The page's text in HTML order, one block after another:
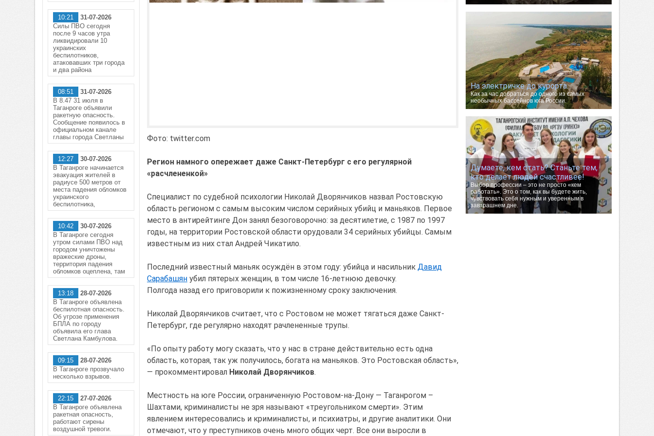
Фото: twitter.com
Регион намного опережает даже Санкт-Петербург с его регулярной
«расчлененкой»
Специалист по судебной психологии Николай Дворянчиков назвал Ростовскую
область регионом с самым высоким числом серийных убийц и маньяков. Первое
место в антирейтинге Дон занял безоговорочно: за десятилетие, с 1987 по 1997
годы, на территории Ростовской области орудовали 34 серийных убийцы. Самым
известным из них стал Андрей Чикатило.
Последний известный маньяк осуждён в этом году: убийца и насильник Давид
Сарабашян убил пятерых женщин, в том числе 16-летнюю девочку.
Полгода назад его приговорили к пожизненному сроку заключения.
Николай Дворянчиков считает, что с Ростовом не может тягаться даже Санкт-
Петербург, где регулярно находят рачлененные трупы.
«По опыту работу могу сказать, что у нас в стране действительно есть одна
область, которая, так уж получилось, богата на маньяков. Это Ростовская область»,
— прокомментировал Николай Дворянчиков.
Местность на юге России, ограниченную Ростовом-на-Дону — Таганрогом –
Шахтами, криминалисты не зря называют «треугольником смерти». Этим
явлением интересовались и криминалисты, и психиатры, и другие аналитики. Они
отмечают, что у преступников очень много общих черт. Все они выросли в
На электричке до курорта.
Как за час добраться до одного из самых
необычных бассейнов юга России.
Думаете, кем стать? Станьте тем,
кто делает людей счастливее!
Выбор профессии – это не просто «кем
работать». Это о том, как вы будете жить,
чувствовать себя нужным и уверенным в
завтрашнем дне.
10:21
31-07-2026
Силы ПВО сегодня
после 9 часов утра
ликвидировали 10
украинских
беспилотников,
атаковавших три города
и два района
08:51
31-07-2026
В 8.47 31 июля в
Таганроге объявили
ракетную опасность.
Сообщение появилось в
официальном канале
главы города Светланы
12:27
30-07-2026
В Таганроге начинается
эвакуация жителей в
радиусе 500 метров от
места падения обломков
украинского
беспилотника,
10:42
30-07-2026
В Таганроге сегодня
утром силами ПВО над
городом уничтожены
вражеские дроны,
территория падения
обломков оцеплена, там
13:18
28-07-2026
В Таганроге объявлена
беспилотная опасность.
Об угрозе применения
БПЛА по городу
объявила его глава
Светлана Камбулова.
09:15
28-07-2026
В Таганроге прозвучало
несколько взрывов.
22:15
27-07-2026
В Таганроге объявлена
ракетная опасность,
работают сирены
воздушной тревоги.